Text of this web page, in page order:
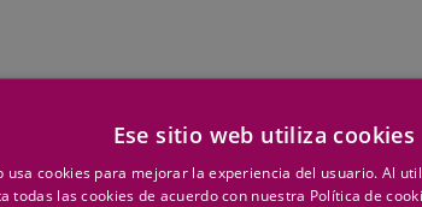
Ese sitio web utiliza cookies
usa cookies para mejorar la experiencia del usuario. Al
todas las cookies de acuerdo con nuestra Política de